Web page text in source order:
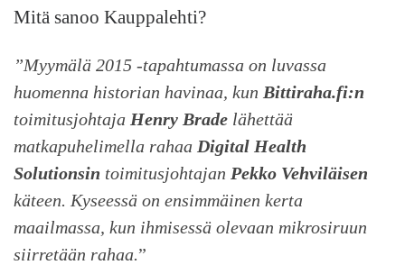
Mitä sanoo Kauppalehti?
”Myymälä 2015 -tapahtumassa on luvassa
huomenna historian havinaa, kun Bittiraha.fi:n
toimitusjohtaja Henry Brade lähettää
matkapuhelimella rahaa Digital Health
Solutionsin toimitusjohtajan Pekko Vehviläisen
käteen. Kyseessä on ensimmäinen kerta
maailmassa, kun ihmisessä olevaan mikrosiruun
siirretään rahaa.”